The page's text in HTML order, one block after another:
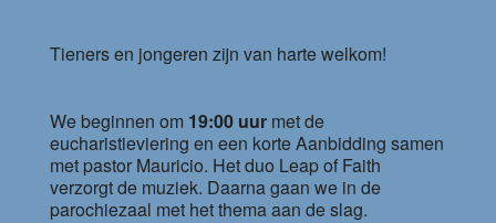
Tieners en jongeren zijn van harte welkom!
We beginnen om 19:00 uurmet de
eucharistieviering en een korte Aanbidding samen
met pastor Mauricio. Het duo Leap of Faith
verzorgt de muziek. Daarna gaan we in de
parochiezaal met het thema aan de slag.